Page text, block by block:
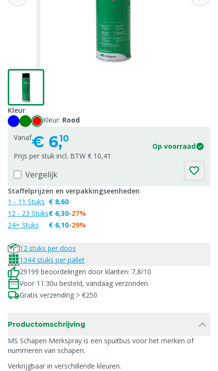
Kleur
Kleur: Rood
Vanaf€ 6,10
Op voorraad
Prijs per stuk incl. BTW € 10,41
Vergelijk
Staffelprijzen en verpakkingseenheden
1 - 11 Stuks
12 - 23 Stuks
24+ Stuks
€ 8,60
€ 6,30
€ 6,10
-27%
-29%
12 stuks per doos
1344 stuks per pallet
29199 beoordelingen door klanten: 7,8/10
Voor 11:30u besteld, vandaag verzonden
Gratis verzending > €250
Productomschrijving
MS Schapen Merkspray is een spuitbus voor het merken of
nummeren van schapen.
Verkrijgbaar in verschillende kleuren.